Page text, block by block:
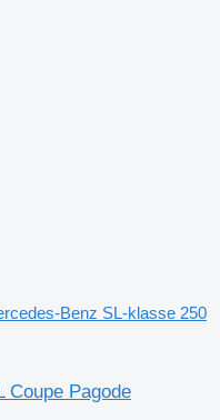
Benz SL-klasse 250
Coupe Pagode